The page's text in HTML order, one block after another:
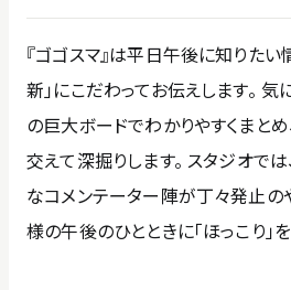
『ゴゴスマ』は平日午後に知りたい
新」にこだわってお伝えします。
の巨大ボードでわかりやすくまと
交えて深掘りします。 スタジオで
なコメンテーター陣が丁々発止の
様の午後のひとときに「ほっこり」